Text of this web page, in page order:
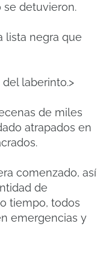
se detuvieron.
lista negra que
laberinto.>
de miles
atrapados en
comenzado, así
de
tiempo, todos
emergencias y